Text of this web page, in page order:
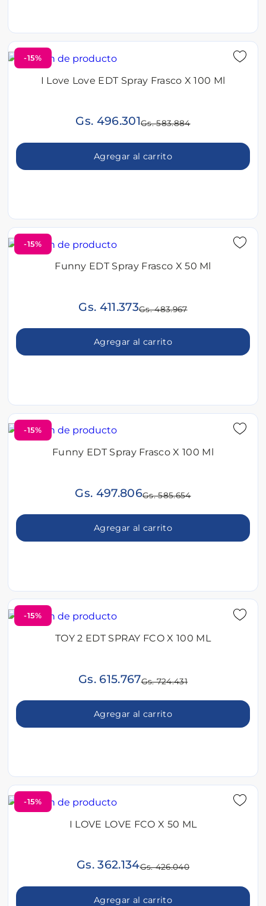
-15%
I Love Love EDT Spray Frasco X 100 Ml
Gs. 496.301Gs. 583.884
Agregar al carrito
-15%
Funny EDT Spray Frasco X 50 Ml
Gs. 411.373Gs. 483.967
Agregar al carrito
-15%
Funny EDT Spray Frasco X 100 Ml
Gs. 497.806Gs. 585.654
Agregar al carrito
-15%
TOY 2 EDT SPRAY FCO X 100 ML
Gs. 615.767Gs. 724.431
Agregar al carrito
-15%
I LOVE LOVE FCO X 50 ML
Gs. 362.134Gs. 426.040
Agregar al carrito